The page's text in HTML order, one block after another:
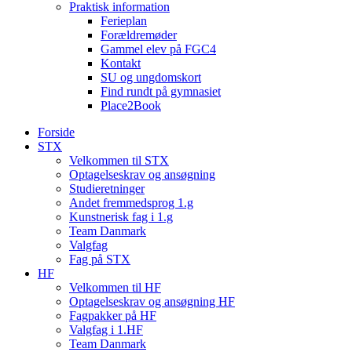
Praktisk information
Ferieplan
Forældremøder
Gammel elev på FGC4
Kontakt
SU og ungdomskort
Find rundt på gymnasiet
Place2Book
Forside
STX
Velkommen til STX
Optagelseskrav og ansøgning
Studieretninger
Andet fremmedsprog 1.g
Kunstnerisk fag i 1.g
Team Danmark
Valgfag
Fag på STX
HF
Velkommen til HF
Optagelseskrav og ansøgning HF
Fagpakker på HF
Valgfag i 1.HF
Team Danmark